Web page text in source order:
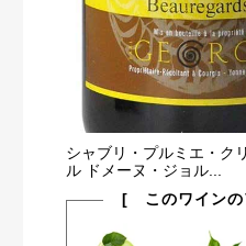
シャブリ・プルミエ・ク
ル ドメーヌ・ジョル...
[ このワイン